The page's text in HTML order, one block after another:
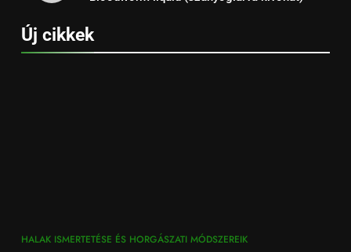
Új cikkek
HALAK ISMERTETÉSE ÉS HORGÁSZATI MÓDSZEREIK